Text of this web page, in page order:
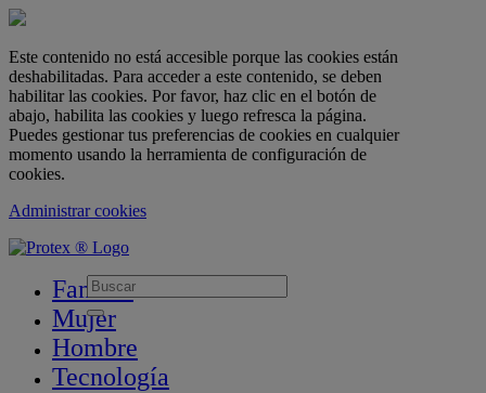
Este contenido no está accesible porque las cookies están
deshabilitadas. Para acceder a este contenido, se deben
habilitar las cookies. Por favor, haz clic en el botón de
abajo, habilita las cookies y luego refresca la página.
Puedes gestionar tus preferencias de cookies en cualquier
momento usando la herramienta de configuración de
cookies.
Administrar cookies
skipt to main content
Familia
Mujer
Hombre
Tecnología